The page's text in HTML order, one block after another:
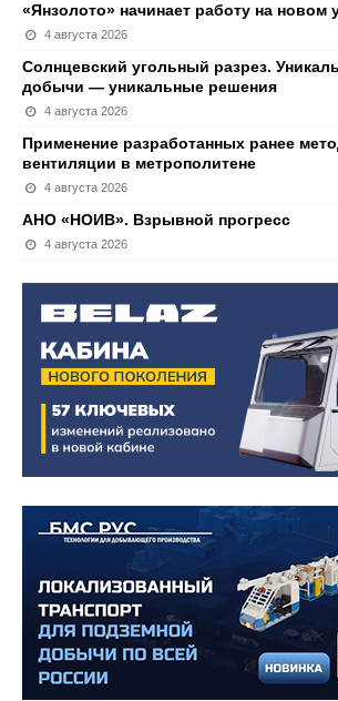
«Янзолото» начинает работу на новом
4 августа 2026
Солнцевский угольный разрез.
добычи — уникальные решения
4 августа 2026
Применение разработанных ранее
вентиляции в метрополитене
4 августа 2026
АНО «НОИВ». Взрывной прогресс
4 августа 2026